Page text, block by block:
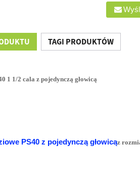
TAGI PRODUKTÓW
1 1/2 cala z pojedynczą głowicą
PS40 z pojedynczą głowicąz